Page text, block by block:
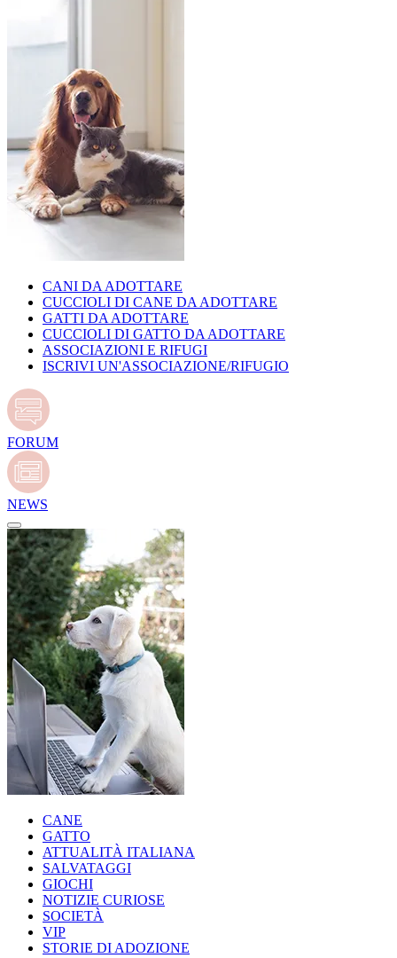
CANI DA ADOTTARE
CUCCIOLI DI CANE DA ADOTTARE
GATTI DA ADOTTARE
CUCCIOLI DI GATTO DA ADOTTARE
ASSOCIAZIONI E RIFUGI
ISCRIVI UN'ASSOCIAZIONE/RIFUGIO
FORUM
NEWS
CANE
GATTO
ATTUALITÀ ITALIANA
SALVATAGGI
GIOCHI
NOTIZIE CURIOSE
SOCIETÀ
VIP
STORIE DI ADOZIONE